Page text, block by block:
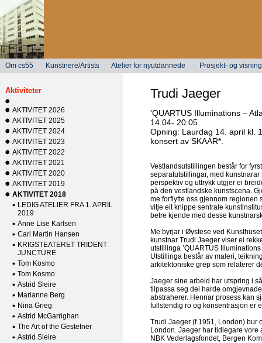
Om cs55 Kunstnere/Artists Atelier for nyutdannede Prosjekt- og
Aktiviteter
AKTIVITET 2026
AKTIVITET 2025
AKTIVITET 2024
AKTIVITET 2023
AKTIVITET 2022
AKTIVITET 2021
AKTIVITET 2020
AKTIVITET 2019
AKTIVITET 2018
LEDIG ATELIER FRA 1. APRIL
2019
Anne Lise Karlsen
Carl Martin Hansen
KRIGSTEATERET TRIDENT
JUNCTURE
Tom Kosmo
Tom Kosmo
Astrid Sleire
Marianne Berg
Nina Grieg
Astrid McGarrighan
The Art of the Gestetner
Astrid Sleire
Trudi Jaeger
'QUARTUS Illuminations –
14.04- 20.05.
Opning: Laurdag 14. april kl.
konsert av SKAAR*.
Vestlandsutstillingen består for
separatutstillingar, med
perspektiv og uttrykk utgjer ei
på den vestlandske kunstscena.
me forflytte oss gjennom regionen
vitje eit knippe sentrale
betre kjende med desse
Me byrjar i Øystese ved
kunstnar Trudi Jaeger viser ei
utstillinga ’QUARTUS Illuminations
Utstillinga består av maleri,
arkitektoniske grep som relaterer
Jaeger sine arbeid har utspring i
tilpassa seg dei harde
abstraherer. Hennar prosess kan
fullstendig ro og konsentrasjon er
Trudi Jaeger (f.1951, London) bur
London. Jaeger har tidlegare vore
NBK Vederlagsfondet, Bergen